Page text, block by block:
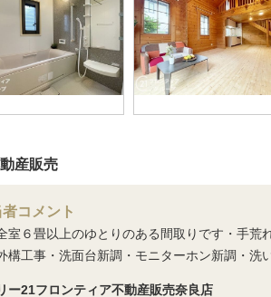
産販売
コメント
室６畳以上のゆとりのある間取りです・手
構工事・洗面台新調・モニターホン新調・
ー21フロンティア不動産販売奈良店